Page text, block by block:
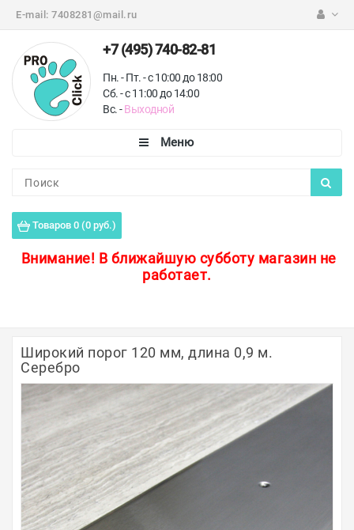
E-mail: 7408281@mail.ru
+7 (495) 740-82-81
Пн. - Пт. - с 10:00 до 18:00
Сб. - с 11:00 до 14:00
Вс. -Выходной
Товаров 0 (0 руб.)
Внимание! В ближайшую субботу магазин не
работает.
Пороги для пола
Полосы из металла
Плинтуса
Профили для стекла и SPC
Обводы для труб
Алюминиевые профили
Широкий порог 120 мм, длина 0,9 м.
Серебро